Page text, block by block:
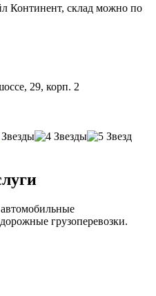
Континент, склад можно по
29, корп. 2
грузоперевозки.